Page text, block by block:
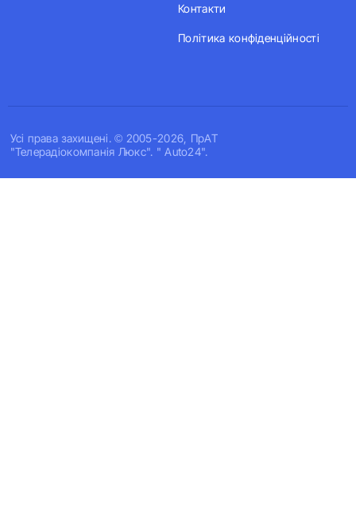
Усi права захищенi. © 2005-2026, ПрАТ
"Телерадіокомпанія Люкс". " Auto24".
Контакти
Політика конфіденційності